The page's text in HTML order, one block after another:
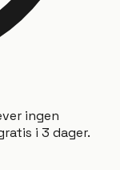
ingen
i 3 dager.